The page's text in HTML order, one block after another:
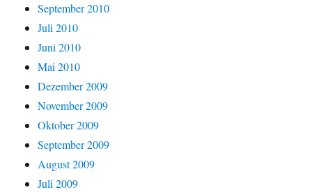
September 2010
Juli 2010
Juni 2010
Mai 2010
Dezember 2009
November 2009
Oktober 2009
September 2009
August 2009
Juli 2009